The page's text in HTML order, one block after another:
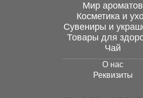
Ангел для украшений,
черненый металл,
17Х26 мм
40 руб.
Мир ароматов
Косметика и
Сувениры и
Товары для
Чай
О нас
Реквизиты